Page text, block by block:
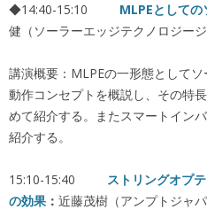
◆14:40-15:10 MLPEとして
健（ソーラーエッジテクノロジージ
講演概要：MLPEの一形態として
動作コンセプトを概説し、その特
めて紹介する。またスマートイン
紹介する。
15:10-15:40 ストリングオプ
の効果 ： 近藤茂樹（アンプトジャパ